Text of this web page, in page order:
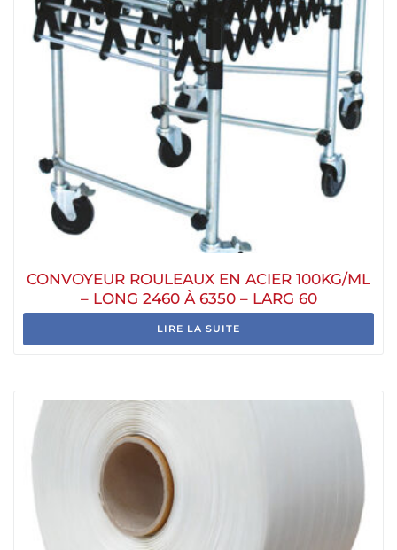
CONVOYEUR ROULEAUX EN ACIER 100KG/ML
– LONG 2460 À 6350 – LARG 60
LIRE LA SUITE